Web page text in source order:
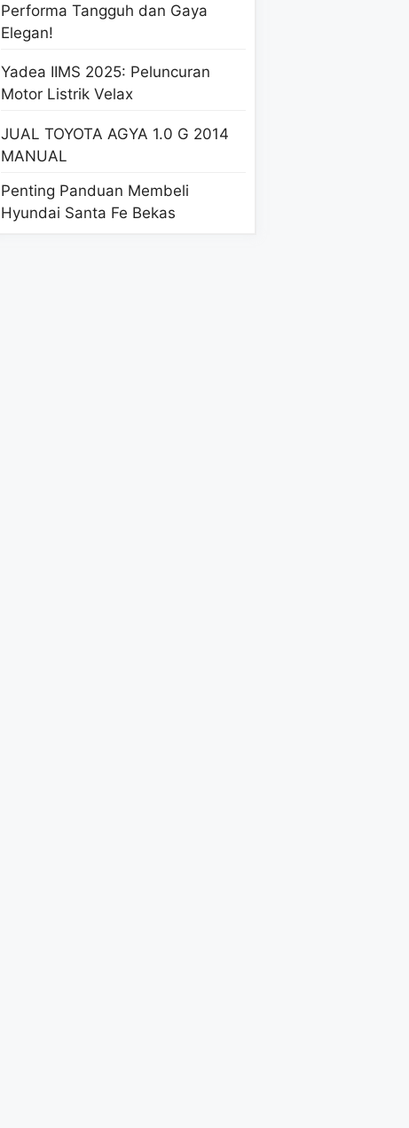
Performa Tangguh dan Gaya
Elegan!
Yadea IIMS 2025: Peluncuran
Motor Listrik Velax
JUAL TOYOTA AGYA 1.0 G 2014
MANUAL
Penting Panduan Membeli
Hyundai Santa Fe Bekas